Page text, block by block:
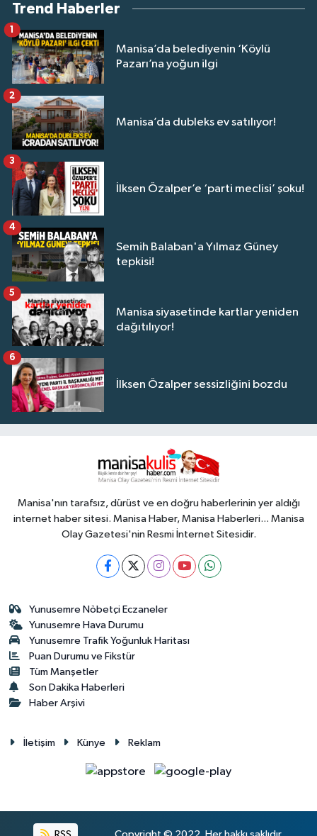
Trend Haberler
Manisa’da belediyenin ‘Köylü
Pazarı’na yoğun ilgi
1
Manisa’da dubleks ev satılıyor!
2
İlksen Özalper’e ‘parti meclisi’ şoku!
3
Semih Balaban'a Yılmaz Güney
tepkisi!
4
Manisa siyasetinde kartlar yeniden
dağıtılıyor!
5
İlksen Özalper sessizliğini bozdu
6
Manisa'nın tarafsız, dürüst ve en doğru haberlerinin yer aldığı
internet haber sitesi. Manisa Haber, Manisa Haberleri... Manisa
Olay Gazetesi'nin Resmi İnternet Sitesidir.
Yunusemre Nöbetçi Eczaneler
Yunusemre Hava Durumu
Yunusemre Trafik Yoğunluk Haritası
Puan Durumu ve Fikstür
Tüm Manşetler
Son Dakika Haberleri
Haber Arşivi
İletişim Künye Reklam